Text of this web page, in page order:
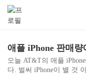
애플 iPhone 판매
오늘 AT&T의 애플
다. 벌써 iPhone이 별 것